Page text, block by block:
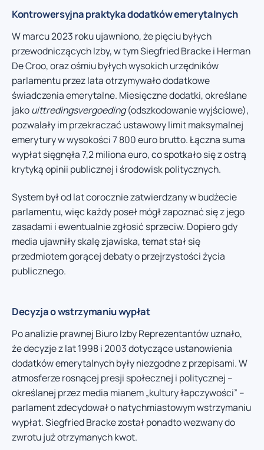
Kontrowersyjna praktyka dodatków emerytalnych
W marcu 2023 roku ujawniono, że pięciu byłych
przewodniczących Izby, w tym Siegfried Bracke i Herman
De Croo, oraz ośmiu byłych wysokich urzędników
parlamentu przez lata otrzymywało dodatkowe
świadczenia emerytalne. Miesięczne dodatki, określane
jakouittredingsvergoeding(odszkodowanie wyjściowe),
pozwalały im przekraczać ustawowy limit maksymalnej
emerytury w wysokości 7 800 euro brutto. Łączna suma
wypłat sięgnęła 7,2 miliona euro, co spotkało się z ostrą
krytyką opinii publicznej i środowisk politycznych.
System był od lat corocznie zatwierdzany w budżecie
parlamentu, więc każdy poseł mógł zapoznać się z jego
zasadami i ewentualnie zgłosić sprzeciw. Dopiero gdy
media ujawniły skalę zjawiska, temat stał się
przedmiotem gorącej debaty o przejrzystości życia
publicznego.
Decyzja o wstrzymaniu wypłat
Po analizie prawnej Biuro Izby Reprezentantów uznało,
że decyzje z lat 1998 i 2003 dotyczące ustanowienia
dodatków emerytalnych były niezgodne z przepisami. W
atmosferze rosnącej presji społecznej i politycznej –
określanej przez media mianem „kultury łapczywości” –
parlament zdecydował o natychmiastowym wstrzymaniu
wypłat. Siegfried Bracke został ponadto wezwany do
zwrotu już otrzymanych kwot.